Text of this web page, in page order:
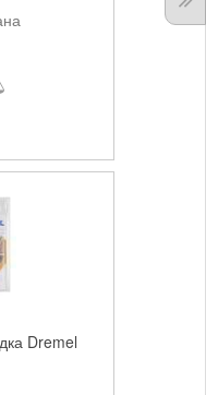
Dremel